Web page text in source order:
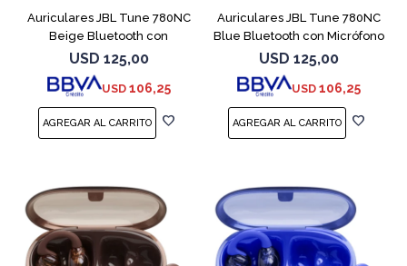
Auriculares JBL Tune 780NC
Beige Bluetooth con
Micrófono
USD 125,00
USD 106,25
Auriculares JBL Tune 780NC
Blue Bluetooth con Micrófono
USD 125,00
USD 106,25